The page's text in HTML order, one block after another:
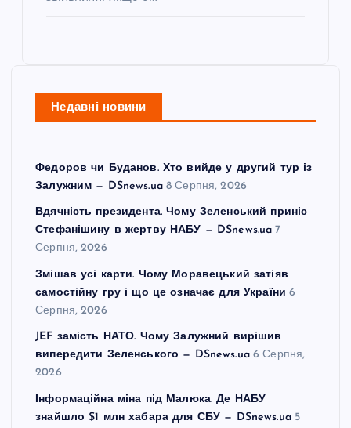
Недавні новини
Федоров чи Буданов. Хто вийде у другий тур із
Залужним — DSnews.ua 8 Серпня, 2026
Вдячність президента. Чому Зеленський приніс
Стефанішину в жертву НАБУ — DSnews.ua 7
Серпня, 2026
Змішав усі карти. Чому Моравецький затіяв
самостійну гру і що це означає для України 6
Серпня, 2026
JEF замість НАТО. Чому Залужний вирішив
випередити Зеленського — DSnews.ua 6 Серпня,
2026
Інформаційна міна під Малюка. Де НАБУ
знайшло $1 млн хабара для СБУ — DSnews.ua 5